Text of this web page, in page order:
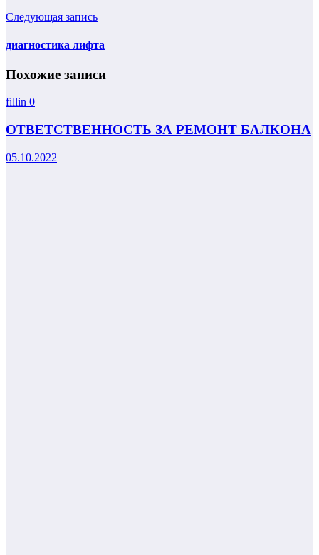
Следующая запись
диагностика лифта
Похожие записи
fillin 0
ОТВЕТСТВЕННОСТЬ ЗА РЕМОНТ БАЛКОНА
05.10.2022